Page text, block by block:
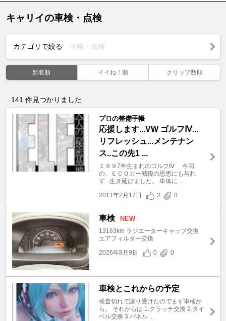
キャリイの車検・点検
カテゴリで絞る 車検・点検
新着順 イイね！順 クリップ数順
141 件見つかりました
プロの整備手帳
応援します...VW ゴルフⅣ...
リフレッシュ...メンテナン
ス..この先1 ...
１９９7年生まれのゴルフⅣ 今回
の、ＥＣＯカー減税の恩恵にも与れ
ず...生き延びました。 車体に ...
2011年2月17日
2 0
車検 NEW
13163km ラジエーターキャップ交換
エアフィルター交換
2026年8月9日
0 0
車検とこれからの予定
検査切れで譲り受けたのでまず車検か
ら。 それからは 1.クラッチ交換 2.タイ
ベル交換 3.パネル ...